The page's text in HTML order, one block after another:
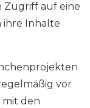
Zugriff auf eine
ihre Inhalte
vor
mit den